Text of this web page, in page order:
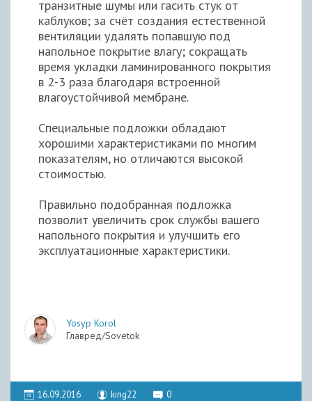
транзитные шумы или гасить стук от
каблуков; за счёт создания естественной
вентиляции удалять попавшую под
напольное покрытие влагу; сокращать
время укладки ламинированного покрытия
в 2-3 раза благодаря встроенной
влагоустойчивой мембране.
Специальные подложки обладают
хорошими характеристиками по многим
показателям, но отличаются высокой
стоимостью.
Правильно подобранная подложка
позволит увеличить срок службы вашего
напольного покрытия и улучшить его
эксплуатационные характеристики.
Yosyp Korol
Главред/Sovetok
16.09.2016 king22 0